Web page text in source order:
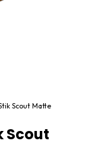
Scout Matte
Scout